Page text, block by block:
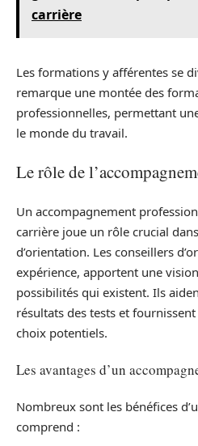
carrière
Les formations y afférentes se
remarque une montée des
professionnelles, permettant
le monde du travail.
Le rôle de
Un accompagnement
carrière joue un rôle crucial
d’orientation. Les conseillers
expérience, apportent une
possibilités qui existent. Ils
résultats des tests et
choix potentiels.
Les avantages d’un
Nombreux sont les bénéfices
comprend :